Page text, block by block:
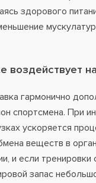
здорового
воздействует
гармонично
спортсмена. При
ускоряется
веществ в
и если тренировки
запас